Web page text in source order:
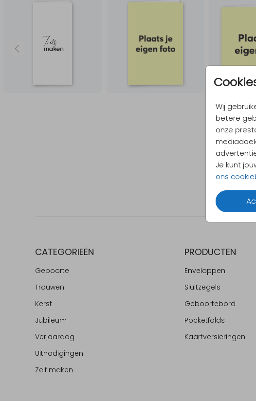
Wij
betere
onze
Je kunt
ons
CATEGORIEËN
Geboorte
Trouwen
Kerst
Jubileum
Verjaardag
Uitnodigingen
Zelf maken
PRODUCTEN
Enveloppen
Sluitzegels
Geboortebord
Pocketfolds
Kaartversieringen